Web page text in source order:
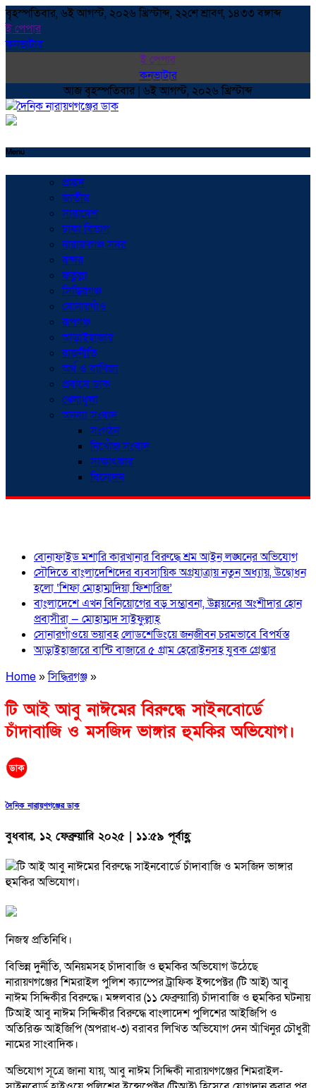
বৃহস্পতিবার, ৬ই আগস্ট, ২০২৬ খ্রিস্টাব্দ, ২২শে শ্রাবণ, ১৪৩৩ বঙ্গাব্দ
ই পেপার
কনভাটার
ই পেপার
কনভাটার
আজ বৃহস্পতিবার | ৬ই আগস্ট, ২০২৬ খ্রিস্টাব্দ
Menu
প্রচ্ছদ
জাতীয়
সারাদেশ
ঢাকা বিভাগ
নারায়ণগঞ্জ সদর
বন্দর
ফতুল্লা
সিদ্ধিরগঞ্জ
সোনারগাঁও
রূপগঞ্জ
আড়াইহাজার
রাজনীতি
অর্থ ও বাণিজ্য
প্রবাসে ডাক
খেলাধুলা
অনন্যা সংবাদ
সংগঠন
নিখোঁজ সংবাদ
সাক্ষাৎকার
বিনোদন
বোনাফাইড মশারি কারখানার বিরুদ্ধে শ্রম আইন লঙ্ঘনের অভিযোগ
সৌদিতে বাংলাদেশিদের ব্যবসায়িক অগ্রযাত্রায় নতুন অধ্যায়, উদ্বোধন
হলো ‘শিফা মোহাম্মদিয়া ফিশারিজ’
বাংলাদেশে এখন বিনিয়োগের বড় সম্ভাবনা, উন্নয়নের অংশীদার হোন
প্রবাসীরা — মোহাম্মদ সাইফুল্লাহ্
সোনারগাঁওয়ে ভয়াবহ লোডশেডিংয়ে জনজীবন চরমভাবে বিপর্যস্ত
আড়াইহাজারে বান্টি বাজারে ৫ গ্রাম হেরোইনসহ যুবক গ্রেপ্তার
Home»সিদ্ধিরগঞ্জ»
টি আই আবু নাঈমের বিরুদ্ধে সাইনবোর্ডে
চাঁদাবাজি ও মসজিদ ভাঙ্গার হুমকির অভিযোগ।
দৈনিক নারায়ণগঞ্জের ডাক
বুধবার, ১২ ফেব্রুয়ারি ২০২৫ | ১১:৫৯ পূর্বাহ্ণ
নিজস্ব প্রতিনিধি।
বিভিন্ন দুর্নীতি, অনিয়মসহ চাঁদাবাজি ও হুমকির অভিযোগ উঠেছে
নারায়ণগঞ্জের শিমরাইল পুলিশ ক্যাম্পের ট্রাফিক ইন্সপেক্টর (টি আই) আবু
নাঈম সিদ্দিকীর বিরুদ্ধে। মঙ্গলবার (১১ ফেব্রুয়ারি) চাঁদাবাজি ও হুমকির ঘটনায়
টিআই আবু নাঈম সিদ্দিকীর বিরুদ্ধে বাংলাদেশ পুলিশের আইজিপি ও
অতিরিক্ত আইজিপি (অপরাধ-৩) বরাবর লিখিত অভিযোগ দেন আঁখিনুর চৌধুরী
নামের সাংবাদিক।
অভিযোগ সূত্রে জানা যায়, আবু নাঈম সিদ্দিকী নারায়ণগঞ্জের শিমরাইল-